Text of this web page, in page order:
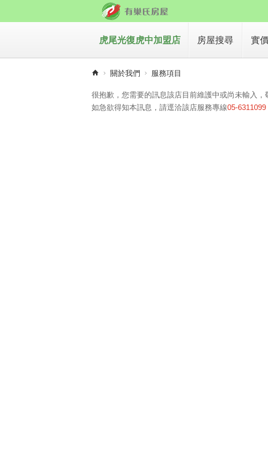
虎尾光復虎中加盟店 房屋搜尋 實
關於我們 服務項目
很抱歉，您需要的訊息該店目前維護中或尚未輸入，
如急欲得知本訊息，請逕洽該店服務專線05-6311099